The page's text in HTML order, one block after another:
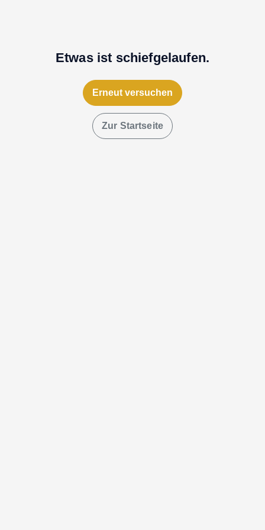
Etwas ist schiefgelaufen.
Erneut versuchen
Zur Startseite